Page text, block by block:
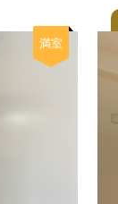
満室